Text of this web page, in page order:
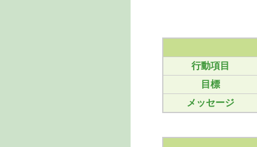
行動項目
目標
メッセージ